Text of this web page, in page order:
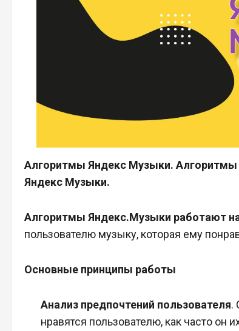
Алгоритмы Яндекс Музыки.
Яндекс Музыки.
Алгоритмы Яндекс.Музыки работают
пользователю музыку, которая ему
Основные принципы работы
Анализ предпочтений пользователя.
нравятся пользователю, как часто он